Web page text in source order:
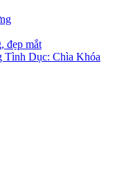
đẹp mắt
Tình Dục: Chìa Khóa